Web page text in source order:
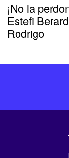
¡No la
Estefi
Rodrigo